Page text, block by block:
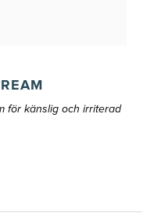
för känslig och irriterad